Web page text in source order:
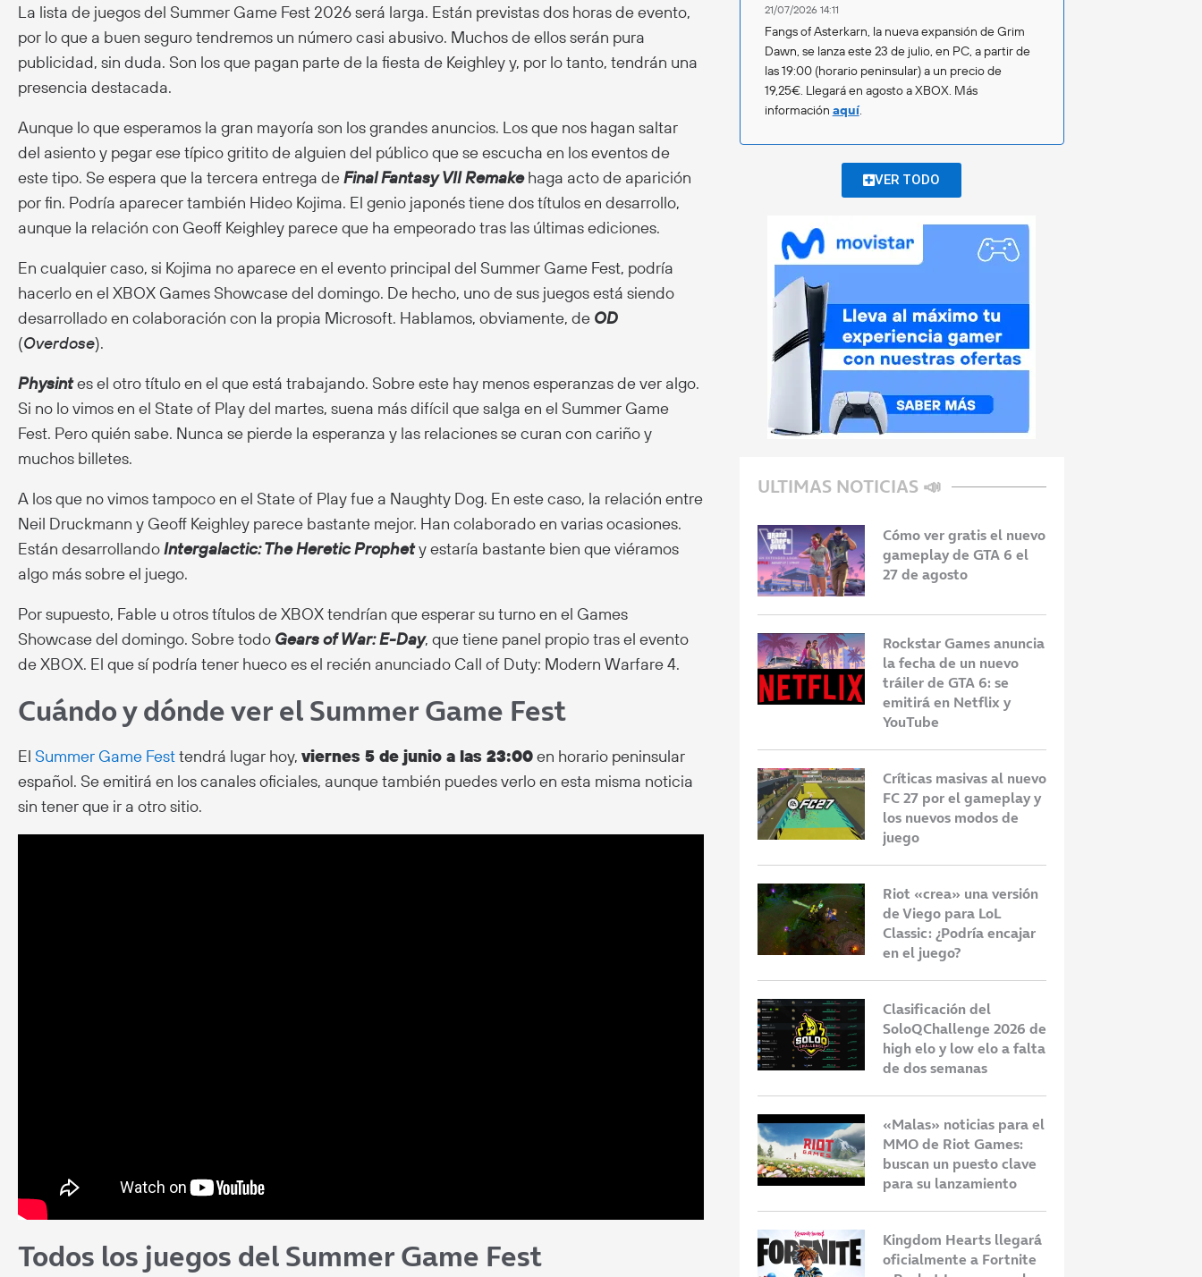
La lista de juegos del Summer Game Fest 2026 será larga. Están previstas dos horas de evento,
por lo que a buen seguro tendremos un número casi abusivo. Muchos de ellos serán pura
publicidad, sin duda. Son los que pagan parte de la fiesta de Keighley y, por lo tanto, tendrán una
presencia destacada.
Aunque lo que esperamos la gran mayoría son los grandes anuncios. Los que nos hagan saltar
del asiento y pegar ese típico gritito de alguien del público que se escucha en los eventos de
este tipo. Se espera que la tercera entrega deFinal Fantasy VII Remakehaga acto de aparición
por fin. Podría aparecer también Hideo Kojima. El genio japonés tiene dos títulos en desarrollo,
aunque la relación con Geoff Keighley parece que ha empeorado tras las últimas ediciones.
En cualquier caso, si Kojima no aparece en el evento principal del Summer Game Fest, podría
hacerlo en el XBOX Games Showcase del domingo. De hecho, uno de sus juegos está siendo
desarrollado en colaboración con la propia Microsoft. Hablamos, obviamente, de OD
(Overdose).
Physintes el otro título en el que está trabajando. Sobre este hay menos esperanzas de ver algo.
Si no lo vimos en el State of Play del martes, suena más difícil que salga en el Summer Game
Fest. Pero quién sabe. Nunca se pierde la esperanza y las relaciones se curan con cariño y
muchos billetes.
A los que no vimos tampoco en el State of Play fue a Naughty Dog. En este caso, la relación entre
Neil Druckmann y Geoff Keighley parece bastante mejor. Han colaborado en varias ocasiones.
Están desarrollandoIntergalactic: The Heretic Prophety estaría bastante bien que viéramos
algo más sobre el juego.
Por supuesto, Fable u otros títulos de XBOX tendrían que esperar su turno en el Games
Showcase del domingo. Sobre todo Gears of War: E-Day, que tiene panel propio tras el evento
de XBOX. El que sí podría tener hueco es el recién anunciado Call of Duty: Modern Warfare 4.
Cuándo y dónde ver el Summer Game Fest
El Summer Game Festtendrá lugar hoy, viernes 5 de junio a las 23:00en horario peninsular
español. Se emitirá en los canales oficiales, aunque también puedes verlo en esta misma noticia
sin tener que ir a otro sitio.
Todos los juegos del Summer Game Fest
21/07/2026 14:11
Fangs of Asterkarn, la nueva expansión de Grim
Dawn, se lanza este 23 de julio, en PC, a partir de
las 19:00 (horario peninsular) a un precio de
19,25€. Llegará en agosto a XBOX. Más
información aquí.
VER TODO
ULTIMAS NOTICIAS 📣
Cómo ver gratis el nuevo
gameplay de GTA 6 el
27 de agosto
Rockstar Games anuncia
la fecha de un nuevo
tráiler de GTA 6: se
emitirá en Netflix y
YouTube
Críticas masivas al nuevo
FC 27 por el gameplay y
los nuevos modos de
juego
Riot «crea» una versión
de Viego para LoL
Classic: ¿Podría encajar
en el juego?
Clasificación del
SoloQChallenge 2026 de
high elo y low elo a falta
de dos semanas
«Malas» noticias para el
MMO de Riot Games:
buscan un puesto clave
para su lanzamiento
Kingdom Hearts llegará
oficialmente a Fortnite